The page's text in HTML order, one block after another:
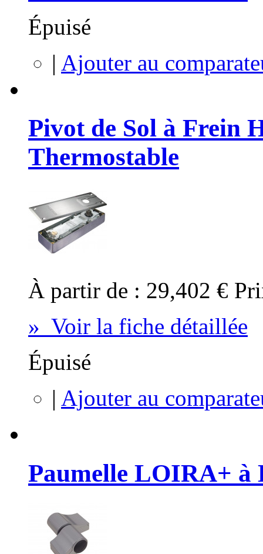
Épuisé
| Ajouter au
Pivot de Sol à Frein
Thermostable
À partir de : 29,402 €
» Voir la fiche détaillée
Épuisé
| Ajouter au
Paumelle LOIRA+ à